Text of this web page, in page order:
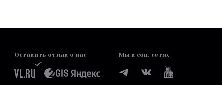
Оставить отзыв о нас Мы в соц. сетях